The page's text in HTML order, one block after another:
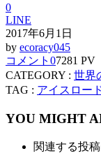
0
LINE
2017年6月1日
by ecoracy045
コメント 07281 PV
CATEGORY : 世界
TAG : アイスロー
YOU MIGHT
関連する投